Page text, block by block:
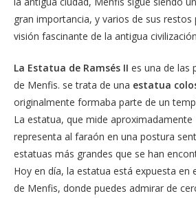
gran importancia, y varios de sus restos
visión fascinante de la antigua
La Estatua de Ramsés II es una de las
de Menfis. se trata de una estatua
originalmente formaba parte de un
La estatua, que mide aproximadamente
representa al faraón en una postura
estatuas más grandes que se han
Hoy en día, la estatua está expuesta en
de Menfis, donde puedes admirar de